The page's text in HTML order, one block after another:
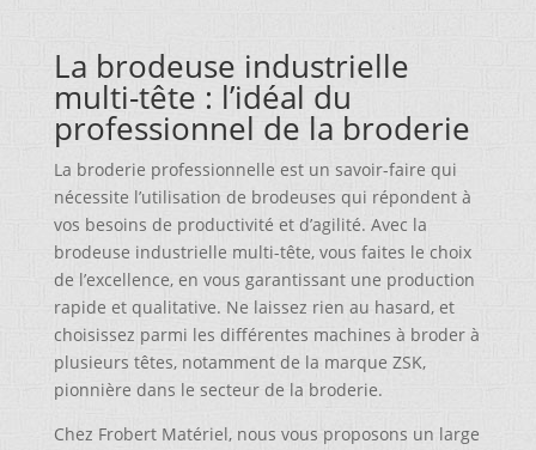
La brodeuse industrielle
multi-tête : l’idéal du
professionnel de la broderie
La broderie professionnelle est un savoir-faire qui
nécessite l’utilisation de brodeuses qui répondent à
vos besoins de productivité et d’agilité. Avec la
brodeuse industrielle multi-tête, vous faites le choix
de l’excellence, en vous garantissant une production
rapide et qualitative. Ne laissez rien au hasard, et
choisissez parmi les différentes machines à broder à
plusieurs têtes, notamment de la marque ZSK,
pionnière dans le secteur de la broderie.
Chez Frobert Matériel, nous vous proposons un large